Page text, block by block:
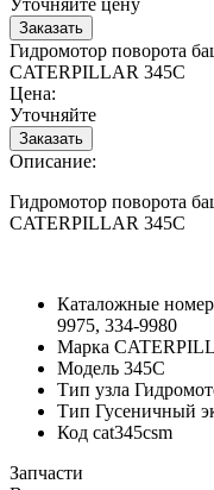
Гидромотор поворота
CATERPILLAR 345C
Цена:
Уточняйте
Описание:
Гидромотор поворота
CATERPILLAR 345C
Каталожные
9975, 334-9980
Марка
Модель 345C
Тип узла
Тип Гусеничный
Код cat345csm
Запчасти